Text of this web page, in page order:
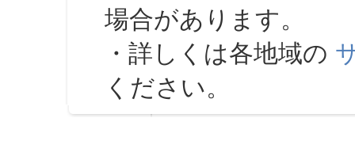
場合があります。
・詳しくは各地域の
ください。